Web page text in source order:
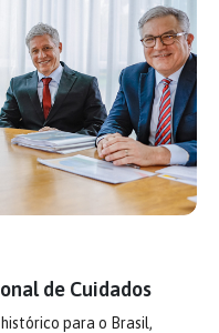
de Cuidados
para o Brasil,